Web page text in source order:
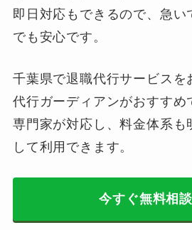
即日対応もできるので、急い
でも安心です。
千葉県で退職代行サービスを
代行ガーディアンがおすすめ
専門家が対応し、料金体系も
して利用できます。
今すぐ無料相